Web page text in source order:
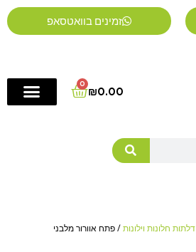
זמינים בוואטסאפ
₪0.00
0
Cart
דלתות חלונות וילונות / פתח אוורור מלבני